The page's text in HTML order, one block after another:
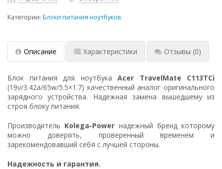
Категории: Блоки питания ноутбуков
Описание Характеристики Отзывы (0)
Блок питания для ноутбука Acer TravelMate C113TCi
(19v/3.42a/65w/5.5×1.7) качественный аналог оригинального
зарядного устройства. Надежная замена вышедшему из
строя блоку питания.
Производитель Kolega-Power надежный бренд которому
можно доверять, проверенный временем и
зарекомендовавший себя с лучшей стороны.
Надежность и гарантия.